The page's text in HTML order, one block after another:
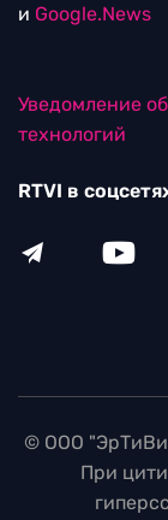
и Google.News
Уведомление
технологий
RTVI в
© ООО
При